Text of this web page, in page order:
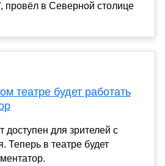
провёл в Северной столице
театре будет работать
для зрителей с
Теперь в театре будет